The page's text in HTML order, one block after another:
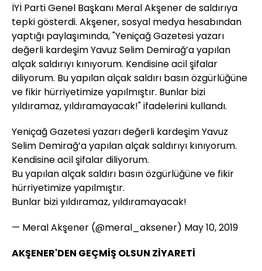
İYİ Parti Genel Başkanı Meral Akşener de saldırıya
tepki gösterdi. Akşener, sosyal medya hesabından
yaptığı paylaşımında, "Yeniçağ Gazetesi yazarı
değerli kardeşim Yavuz Selim Demirağ’a yapılan
alçak saldırıyı kınıyorum. Kendisine acil şifalar
diliyorum. Bu yapılan alçak saldırı basın özgürlüğüne
ve fikir hürriyetimize yapılmıştır. Bunlar bizi
yıldıramaz, yıldıramayacak!" ifadelerini kullandı.
Yeniçağ Gazetesi yazarı değerli kardeşim Yavuz
Selim Demirağ’a yapılan alçak saldırıyı kınıyorum.
Kendisine acil şifalar diliyorum.
Bu yapılan alçak saldırı basın özgürlüğüne ve fikir
hürriyetimize yapılmıştır.
Bunlar bizi yıldıramaz, yıldıramayacak!
— Meral Akşener (@meral_aksener) May 10, 2019
AKŞENER'DEN GEÇMİŞ OLSUN ZİYARETİ